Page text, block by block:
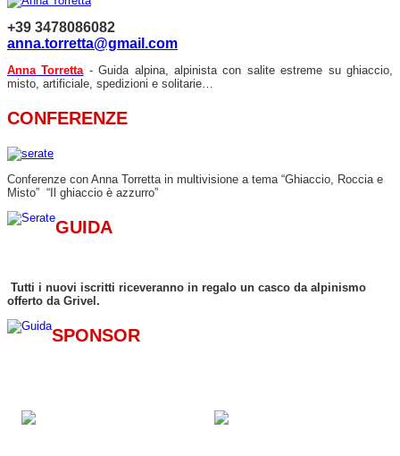
+39 3478086082
anna.torretta@gmail.com
Anna Torretta - Guida alpina, alpinista con salite estreme su ghiaccio,
misto, artificiale, spedizioni e solitarie…
CONFERENZE
Conferenze con Anna Torretta in multivisione a tema “Ghiaccio, Roccia e
Misto” “Il ghiaccio è azzurro”
GUIDA
Tutti i nuovi iscritti riceveranno in regalo un casco da alpinismo
offerto da Grivel.
SPONSOR